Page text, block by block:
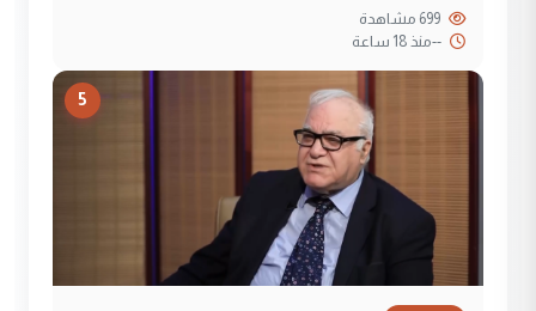
--منذ 18 ساعة
5